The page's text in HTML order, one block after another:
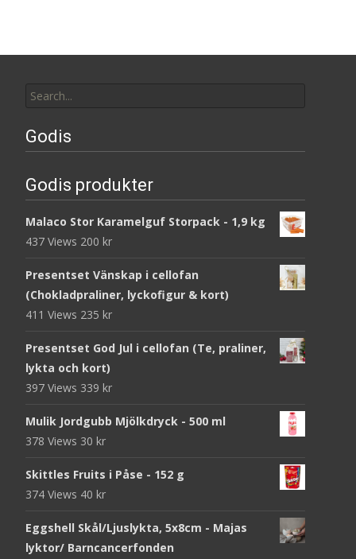
for:
Godis
Godis produkter
Malaco Stor Karamelguf Storpack - 1,9 kg
437 Views 200 kr
Presentset Vänskap i cellofan
(Chokladpraliner, lyckofigur & kort)
411 Views 235 kr
Presentset God Jul i cellofan (Te, praliner,
lykta och kort)
397 Views 339 kr
Mulik Jordgubb Mjölkdryck - 500 ml
378 Views 30 kr
Skittles Fruits i Påse - 152 g
374 Views 40 kr
Eggshell Skål/Ljuslykta, 5x8cm - Majas
lyktor/ Barncancerfonden